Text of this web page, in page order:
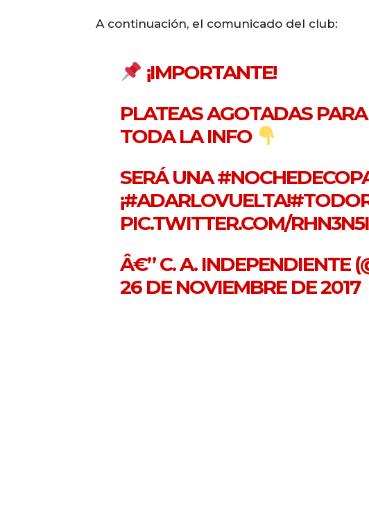
A continuación, el comunicado del club:
¡IMPORTANTE!
PLATEAS AGOTADAS
TODA LA INFO
SERÁ UNA
¡#ADARLOVUELTA!
PIC.TWITTER.COM/
Â€” C. A. INDEPENDIENTE
26 DE NOVIEMBRE DE 2017